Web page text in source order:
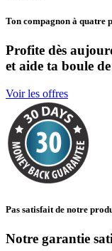
Ton compagnon à quatre
Profite dès
et aide ta boule
Voir les offres
Pas satisfait de notre
Notre garantie